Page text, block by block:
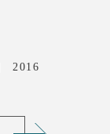
2016